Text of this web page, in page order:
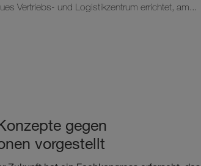
Vertriebs- und Logistikzentrum errichtet, am...
gegen
vorgestellt